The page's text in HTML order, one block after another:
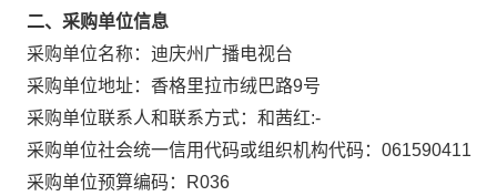
二、采购单位信息
采购单位名称： 迪庆州广播电视台
采购单位地址： 香格里拉市绒巴路9号
采购单位联系人和联系方式： 和茜红:-
采购单位社会统一信用代码或组织机构代码： 061590411
采购单位预算编码：
R036